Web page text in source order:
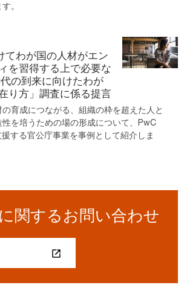
。
てわが国の人材がエン
を習得する上で必要な
の到来に向けたわが
り方」調査に係る提言
の育成につながる、組織の枠を超えた人と
を培うための場の形成について、PwC
する官公庁事業を事例として紹介しま
関するお問い合わせ